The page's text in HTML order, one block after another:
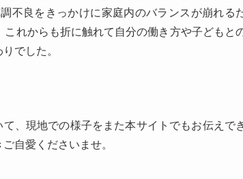
不良をきっかけに家庭内のバランスが崩れる
れからも折に触れて自分の働き方や子どもと
でした。
、現地での様子をまた本サイトでもお伝えで
自愛くださいませ。